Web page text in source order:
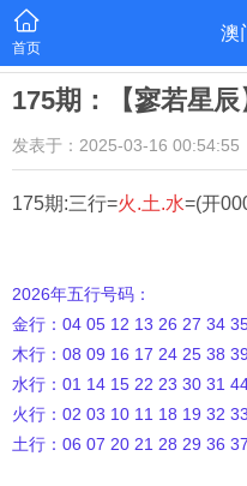
首页
澳
175期：【寥若星
发表于：2025-03-16 00:54:55
175期:三行=火.土.水=(开
2026年五行号码：
金行：04 05 12 13 26 27 34
木行：08 09 16 17 24 25 38
水行：01 14 15 22 23 30 31
火行：02 03 10 11 18 19 32
土行：06 07 20 21 28 29 36 37